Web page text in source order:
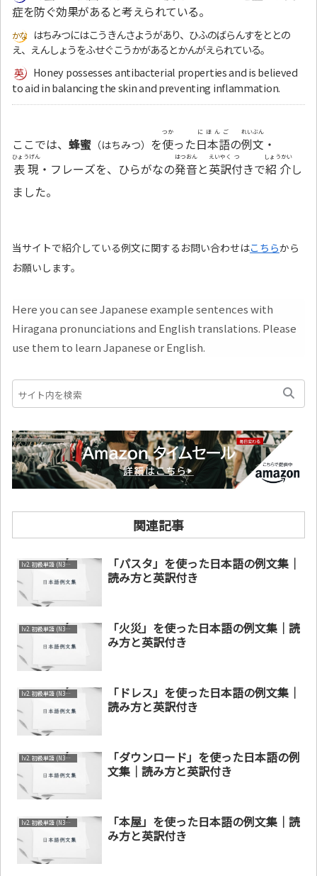
症を防ぐ効果があると考えられている。
はちみつにはこうきんさようがあり、ひふのばらんすをととの
え、えんしょうをふせぐこうかがあるとかんがえられている。
Honey possesses antibacterial properties and is believed
to aid in balancing the skin and preventing inflammation.
ここでは、 蜂蜜 （はちみつ） を使
つか
った日本語
にほんご
の例文
れいぶん
・
表現
ひょうげん
・フレーズを、ひらがなの発音
はつおん
と英訳
えいやく
付
つ
きで紹介
しょうかい
し
ました。
当サイトで紹介している例文に関するお問い合わせはこちらから
お願いします。
Here you can see Japanese example sentences with
Hiragana pronunciations and English translations. Please
use them to learn Japanese or English.
関連記事
lv2. 初級単語 (N3～N4)
「パスタ」を使った日本語の例文集｜
読み方と英訳付き
lv2. 初級単語 (N3～N4)
「火災」を使った日本語の例文集｜読
み方と英訳付き
lv2. 初級単語 (N3～N4)
「ドレス」を使った日本語の例文集｜
読み方と英訳付き
lv2. 初級単語 (N3～N4)
「ダウンロード」を使った日本語の例
文集｜読み方と英訳付き
lv2. 初級単語 (N3～N4)
「本屋」を使った日本語の例文集｜読
み方と英訳付き